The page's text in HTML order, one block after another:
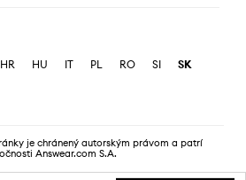
HR HU IT PL RO SI
SK
je chránený autorským právom a patrí
Answear.com S.A.